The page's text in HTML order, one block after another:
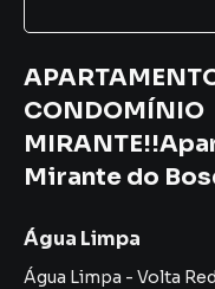
CONDOMÍNIO
Mirante do
Água Limpa
Água Limpa - Volta